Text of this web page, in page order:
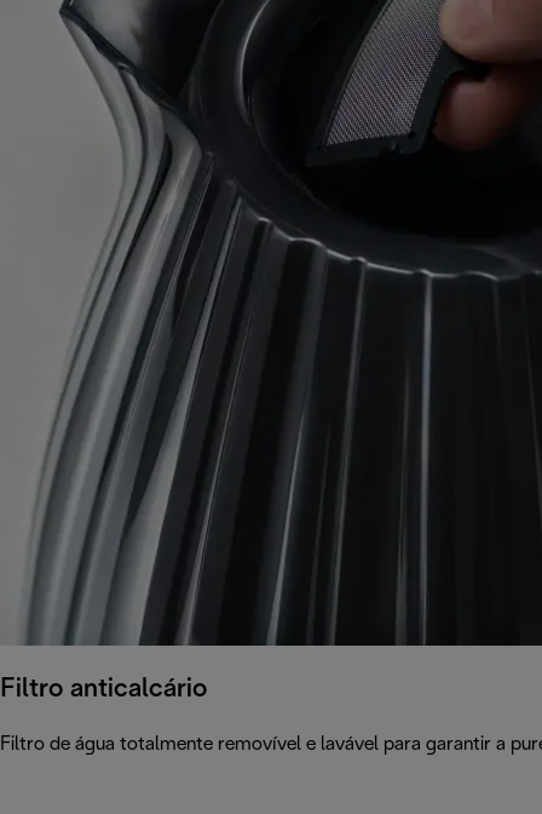
Filtro anticalcário
Filtro de água totalmente removível e lavável para garantir a